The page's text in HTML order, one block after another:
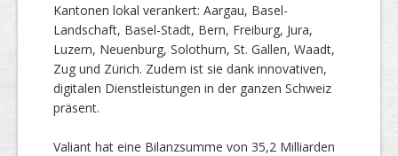
Kantonen lokal verankert: Aargau, Basel-
Landschaft, Basel-Stadt, Bern, Freiburg, Jura,
Luzern, Neuenburg, Solothurn, St. Gallen, Waadt,
Zug und Zürich. Zudem ist sie dank innovativen,
digitalen Dienstleistungen in der ganzen Schweiz
präsent.
Valiant hat eine Bilanzsumme von 35,2 Milliarden